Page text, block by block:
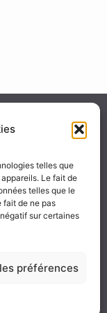
telles que
Le fait de
telles que le
fait de ne pas
sur certaines
préférences